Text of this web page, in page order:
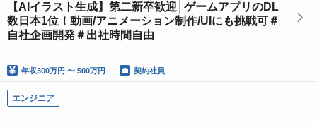
【AIイラスト生成】第二新卒歓迎│ゲームアプリのDL
数日本1位！動画/アニメーション制作/UIにも挑戦可＃
自社企画開発＃出社時間自由
年収300万円 〜 500万円 契約社員
エンジニア